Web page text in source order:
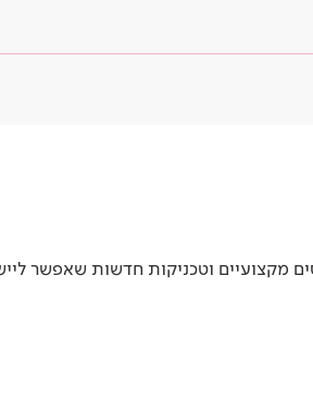
מקצועיים וטכניקות חדשות שאפשר